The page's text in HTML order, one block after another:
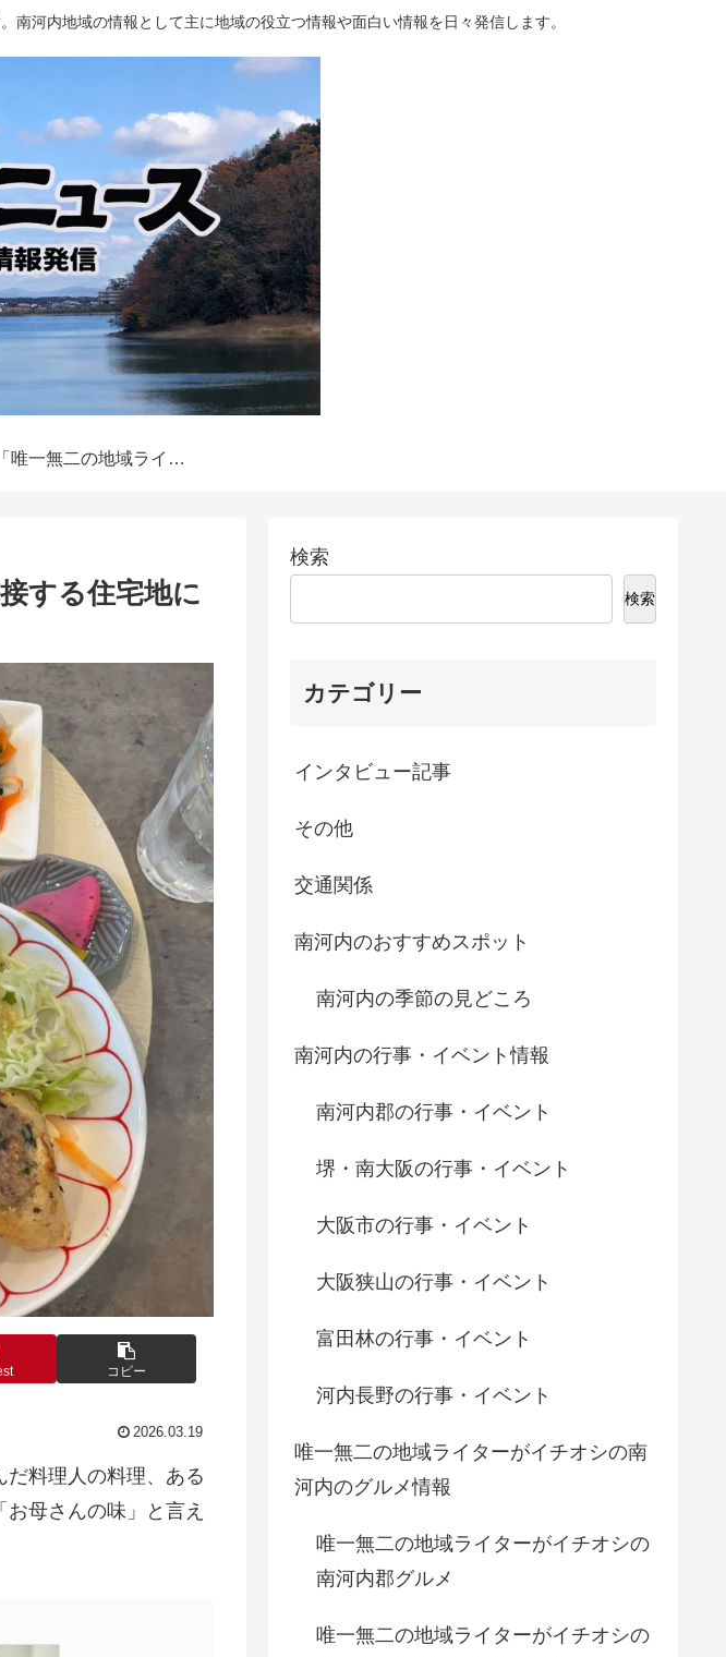
河内地域の情報として主に地域の役立つ情報や面白い情報を日々発信します。
「唯一無二の地域ライター」奥河内から情報発信とは
する住宅地に
コピー
2026.03.19
料理人の料理、ある
母さんの味」と言え
検索
検索
カテゴリー
インタビュー記事
その他
交通関係
南河内のおすすめスポット
南河内の季節の見どころ
南河内の行事・イベント情報
南河内郡の行事・イベント
堺・南大阪の行事・イベント
大阪市の行事・イベント
大阪狭山の行事・イベント
富田林の行事・イベント
河内長野の行事・イベント
唯一無二の地域ライターがイチオシの南
河内のグルメ情報
唯一無二の地域ライターがイチオシの
南河内郡グルメ
唯一無二の地域ライターがイチオシの